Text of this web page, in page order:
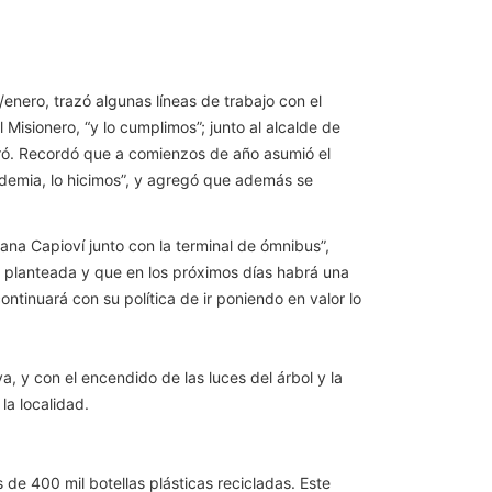
trazó algunas líneas de trabajo con el
“y lo cumplimos”; junto al alcalde de
Recordó que a comienzos de año asumió el
lo hicimos”, y agregó que además se
Capioví junto con la terminal de ómnibus”,
y que en los próximos días habrá una
con su política de ir poniendo en valor lo
y con el encendido de las luces del árbol y la
localidad.
400 mil botellas plásticas recicladas. Este